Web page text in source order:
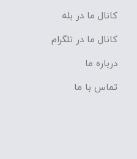
کانال ما در بله
کانال ما در تلگرام
درباره ما
تماس با ما